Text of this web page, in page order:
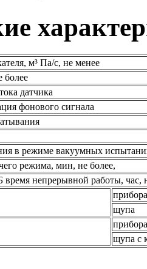
м³ Па/с, не менее
более
датчика
фонового сигнала
в режиме вакуумных
режима, мин, не более,
непрерывной работы, час,
щупа
щупа с